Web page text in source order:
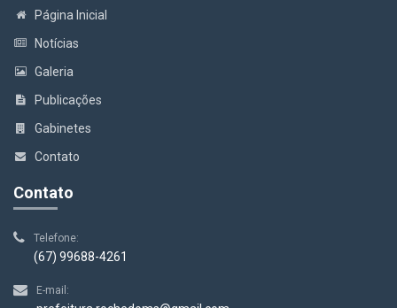
Página Inicial
Notícias
Galeria
Publicações
Gabinetes
Contato
Contato
Telefone:
(67) 99688-4261
E-mail: